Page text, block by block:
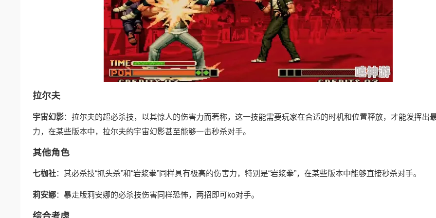
拉尔夫
宇宙幻影：拉尔夫的超必杀技，以其惊人的伤害力而著称，这一技能需要玩家在合适的时机和位置释放，才能发挥出
力，在某些版本中，拉尔夫的宇宙幻影甚至能够一击秒杀对手。
其他角色
七枷社：其必杀技“抓头杀”和“岩浆拳”同样具有极高的伤害力，特别是“岩浆拳”，在某些版本中能够直接秒杀对手。
莉安娜：暴走版莉安娜的必杀技伤害同样恐怖，两招即可ko对手。
综合考虑